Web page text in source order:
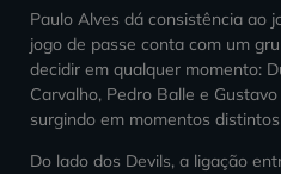
Paulo Alves dá consistência ao
jogo de passe conta com um
decidir em qualquer momento:
Carvalho, Pedro Balle e
surgindo em momentos
Do lado dos Devils, a ligação